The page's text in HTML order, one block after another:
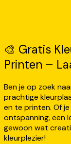
🎨 Gratis
Printen –
Ben je op zoek
prachtige
en te printen. Of
ontspanning, een
gewoon wat
kleurplezier!